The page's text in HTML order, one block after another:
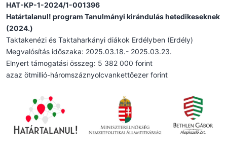
HAT-KP-1-2024/1-001396
Határtalanul! program Tanulmányi kirándulás hetedikeseknek
(2024.)
Taktakenézi és Taktaharkányi diákok Erdélyben (Erdély)
Megvalósítás időszaka: 2025.03.18.- 2025.03.23.
Elnyert támogatási összeg: 5 382 000 forint
azaz ötmillió-háromszáznyolcvankettőezer forint